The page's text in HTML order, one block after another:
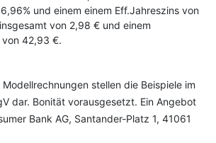
und einem einem Eff.Jahreszins von
von 2,98 € und einem
42,93 €.
stellen die Beispiele im
dar. Bonität vorausgesetzt. Ein Angebot
Bank AG, Santander-Platz 1, 41061